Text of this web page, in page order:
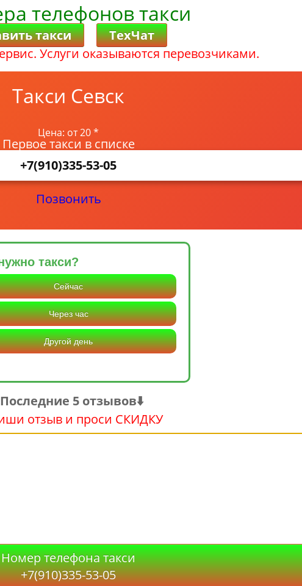
телефонов такси
такси
ТехЧат
Услуги оказываются перевозчиками.
Такси Севск
Цена: от 20 *
Первое такси в списке
+7(910)335-53-05
Позвонить
такси?
Сейчас
Через час
Другой день
5 отзывов⬇️
отзыв и проси СКИДКУ
Номер телефона такси
+7(910)335-53-05